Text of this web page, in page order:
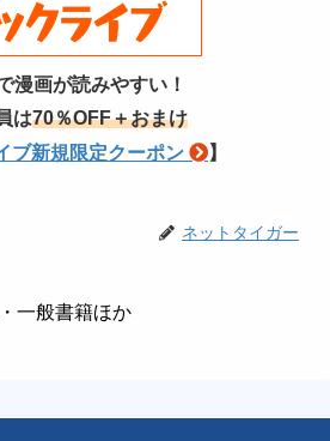
漫画が読みやすい！
は70％OFF＋おまけ
ブ新規限定クーポン 】
ネットタイガー
一般書籍ほか